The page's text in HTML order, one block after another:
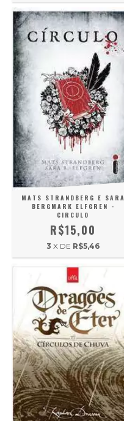
MATS STRANDBERG E SARA
BERGMARK ELFGREN -
CIRCULO
R$15,00
3 X DE R$5,46